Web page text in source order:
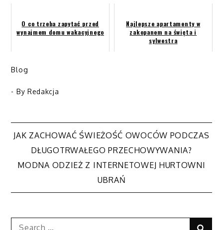
O co trzeba zapytać przed
wynajmem domu wakacyjnego
Najlepsze apartamenty w
zakopanem na święta i
sylwestra
Blog
- By Redakcja
Nawigacja
wpisu
JAK ZACHOWAĆ ŚWIEŻOŚĆ OWOCÓW PODCZAS
DŁUGOTRWAŁEGO PRZECHOWYWANIA?
MODNA ODZIEŻ Z INTERNETOWEJ HURTOWNI
UBRAŃ
Search